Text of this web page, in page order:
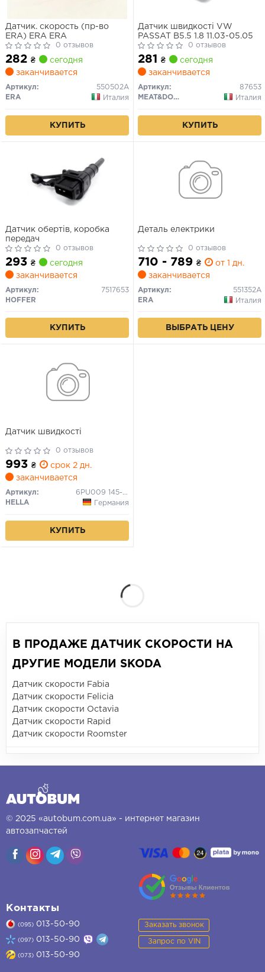
Датчик. скорость (пр-во
ERA) ERA ERA
0 отзывов
282 ₴
сегодня
заканчивается
Артикул:
550502A
ERA
Италия
КУПИТЬ
Датчик швидкості VW
PASSAT B5.5 1.8 11.03-05.05
0 отзывов
281 ₴
сегодня
заканчивается
Артикул:
87653
MEAT&DORIA
Италия
КУПИТЬ
Датчик обертів, коробка
передач
0 отзывов
293 ₴
сегодня
заканчивается
Артикул:
7517653
HOFFER
КУПИТЬ
Деталь електрики
0 отзывов
710 - 789 ₴
от 1 дн.
заканчивается
Артикул:
551352A
ERA
Италия
ВЫБРАТЬ ЦЕНУ
Датчик швидкості
0 отзывов
993 ₴
срок 2 дн.
заканчивается
Артикул:
6PU009 145-321
HELLA
Германия
КУПИТЬ
В ПРОДАЖЕ ДАТЧИК СКОРОСТИ НА
ДРУГИЕ МОДЕЛИ SKODA
Датчик скорости Fabia
Датчик скорости Felicia
Датчик скорости Octavia
Датчик скорости Rapid
Датчик скорости Roomster
© 2025 «autobum.com.ua» - интернет магазин
автозапчастей
Контакты
(095) 013-50-90
(097) 013-50-90
(073) 013-50-90
Заказать звонок
Запрос по VIN